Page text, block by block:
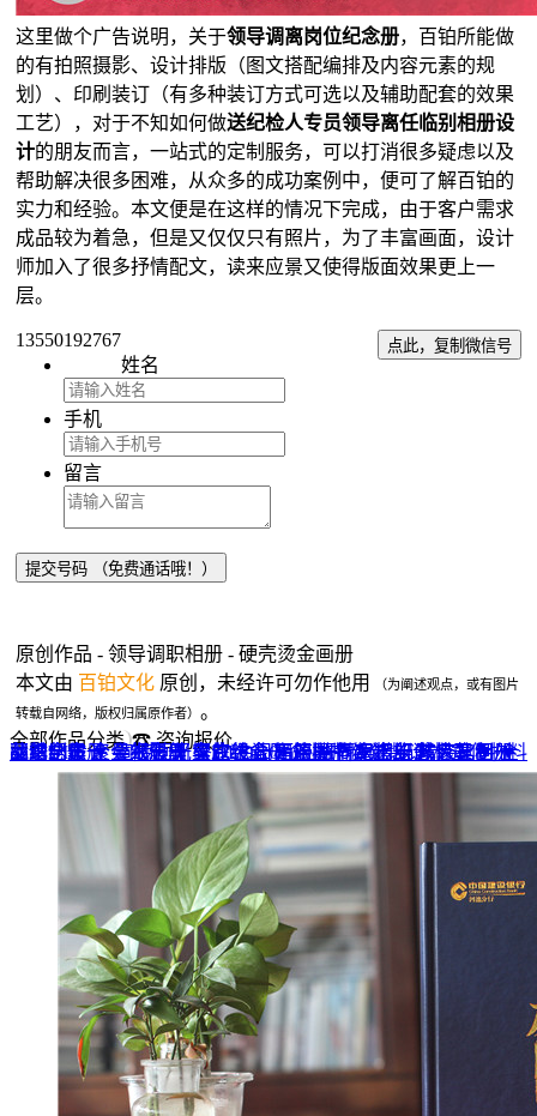
这里做个广告说明，关于领导调离岗位纪念册，百铂所能做
的有拍照摄影、设计排版（图文搭配编排及内容元素的规
划）、印刷装订（有多种装订方式可选以及辅助配套的效果
工艺），对于不知如何做送纪检人专员领导离任临别相册设
计的朋友而言，一站式的定制服务，可以打消很多疑虑以及
帮助解决很多困难，从众多的成功案例中，便可了解百铂的
实力和经验。本文便是在这样的情况下完成，由于客户需求
成品较为着急，但是又仅仅只有照片，为了丰富画面，设计
师加入了很多抒情配文，读来应景又使得版面效果更上一
层。
13550192767 点此，复制微信号
姓名
手机
留言
原创作品 - 领导调职相册 - 硬壳烫金画册
本文由 百铂文化 原创，未经许可勿作他用
（为阐述观点，或有图片
转载自网络，版权归属原作者） 。
全部作品分类 ☎ 咨询报价
品牌全案 ▼ 宣传画册 VI+LOGO 企业刊物 包装设计 宣传物料
网站UI设计 导视设计 餐饮设计 酒店品牌设计 纪念相册 ▼
企业纪念册 聚会纪念册 毕业纪念册 领导/同事相册 成人礼相册
战友纪念册 个人影集 家庭/生日相册 旅行纪念册 精装定制 ▼
菜谱制作 企业邮册 光盘包装盒 高端楼书 家谱族谱 家具画册